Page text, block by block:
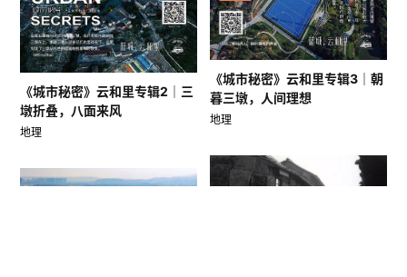
《城市秘密》云和里专辑3｜朝
暮三墩，人间理想
地理
《城市秘密》云和里专辑2｜三
墩折叠，八面来风
地理